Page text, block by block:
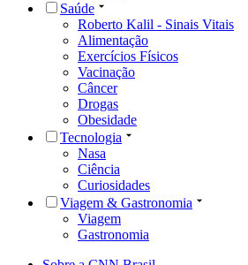
Saúde
Roberto Kalil - Sinais Vitais
Alimentação
Exercícios Físicos
Vacinação
Câncer
Drogas
Obesidade
Tecnologia
Nasa
Ciência
Curiosidades
Viagem & Gastronomia
Viagem
Gastronomia